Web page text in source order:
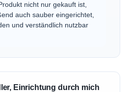
nicht nur gekauft ist,
auch sauber eingerichtet,
und verständlich nutzbar
Einrichtung durch mich